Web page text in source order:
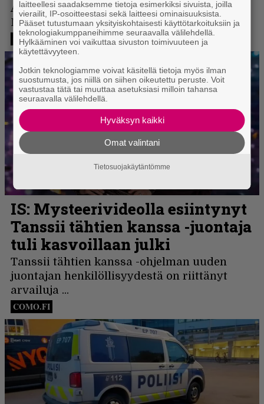
laitteellesi saadaksemme tietoja esimerkiksi sivuista, joilla
vierailit, IP-osoitteestasi sekä laitteesi ominaisuuksista.
Pääset tutustumaan yksityiskohtaisesti käyttötarkoituksiin ja
teknologiakumppaneihimme seuraavalla välilehdellä.
Hylkääminen voi vaikuttaa sivuston toimivuuteen ja
käytettävyyteen.
Jotkin teknologiamme voivat käsitellä tietoja myös ilman
suostumusta, jos niillä on siihen oikeutettu peruste. Voit
vastustaa tätä tai muuttaa asetuksiasi milloin tahansa
seuraavalla välilehdellä.
Hyväksyn kaikki
Omat valintani
Tietosuojakäytäntömme